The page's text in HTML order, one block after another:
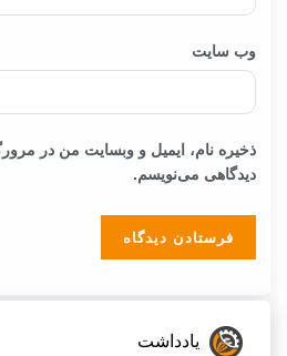
وب‌ سایت
ذخیره نام، ایمیل و وبسایت من در
دیدگاهی می‌نویسم.
یادداشت